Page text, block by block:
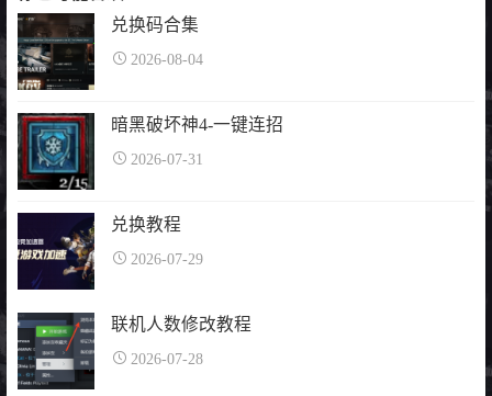
兑换码合集
2026-08-04
暗黑破坏神4-一键连招
2026-07-31
兑换教程
2026-07-29
联机人数修改教程
2026-07-28